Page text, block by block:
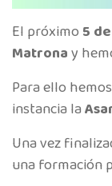
El próximo5
Matronay
Para ello
instancia la
Una vez
una formación